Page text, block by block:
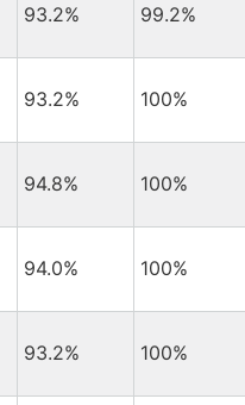
93.2% 99.2%
93.2% 100%
94.8% 100%
94.0% 100%
93.2% 100%